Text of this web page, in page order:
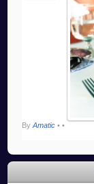
ByAmatic • •